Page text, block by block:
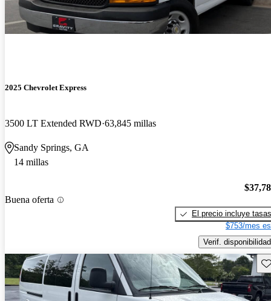
2025 Chevrolet Express
3500 LT Extended RWD 63,845 millas
Sandy Springs, GA
14 millas
Buena oferta
El precio incluye tasas
$753/mes
Verif. disponibilidad